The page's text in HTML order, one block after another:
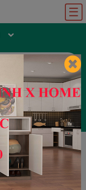
☰
Đăng nhập
Người Đi Săn Và